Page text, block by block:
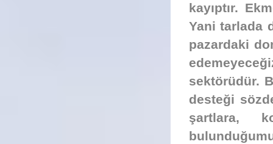
kayıptır.
Yani tarlada
pazardaki
sektörüdür.
desteği
şartlara,